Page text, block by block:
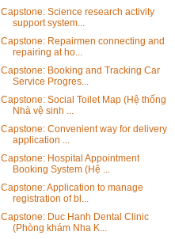
Capstone: Science research activity
support system...
Capstone: Repairmen connecting and
repairing at ho...
Capstone: Booking and Tracking Car
Service Progres...
Capstone: Social Toilet Map (Hệ thống
Nhà vệ sinh ...
Capstone: Convenient way for delivery
application ...
Capstone: Hospital Appointment
Booking System (Hệ ...
Capstone: Application to manage
registration of bl...
Capstone: Duc Hanh Dental Clinic
(Phòng khám Nha K...